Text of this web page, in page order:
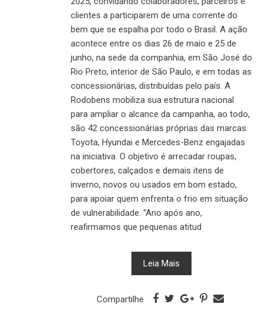
clientes a participarem de uma corrente do
bem que se espalha por todo o Brasil. A ação
acontece entre os dias 26 de maio e 25 de
junho, na sede da companhia, em São José do
Rio Preto, interior de São Paulo, e em todas as
concessionárias, distribuídas pelo país. A
Rodobens mobiliza sua estrutura nacional
para ampliar o alcance da campanha, ao todo,
são 42 concessionárias próprias das marcas
Toyota, Hyundai e Mercedes-Benz engajadas
na iniciativa. O objetivo é arrecadar roupas,
cobertores, calçados e demais itens de
inverno, novos ou usados em bom estado,
para apoiar quem enfrenta o frio em situação
de vulnerabilidade. “Ano após ano,
reafirmamos que pequenas atitud
Leia Mais
Compartilhe